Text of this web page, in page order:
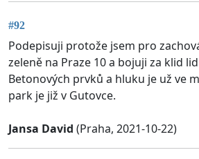
#92
Podepisuji protože jsem pro
zeleně na Praze 10 a bojuji za klid
Betonových prvků a hluku je už ve
park je již v Gutovce.
Jansa David (Praha, 2021-10-22)